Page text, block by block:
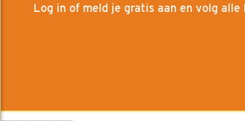
Log in of meld je gratis aan en volg